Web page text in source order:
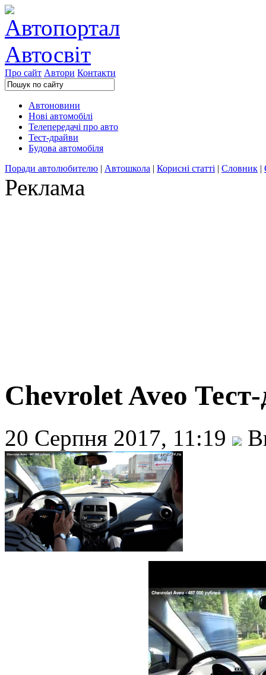
Про сайт Автори Контакти
Автоновини
Нові автомобілі
Телепередачі про авто
Тест-драйви
Будова автомобіля
Поради автолюбителю | Автошкола | Корисні статті | Словник |
Реклама
Chevrolet Aveo
20 Серпня 2017, 11:19